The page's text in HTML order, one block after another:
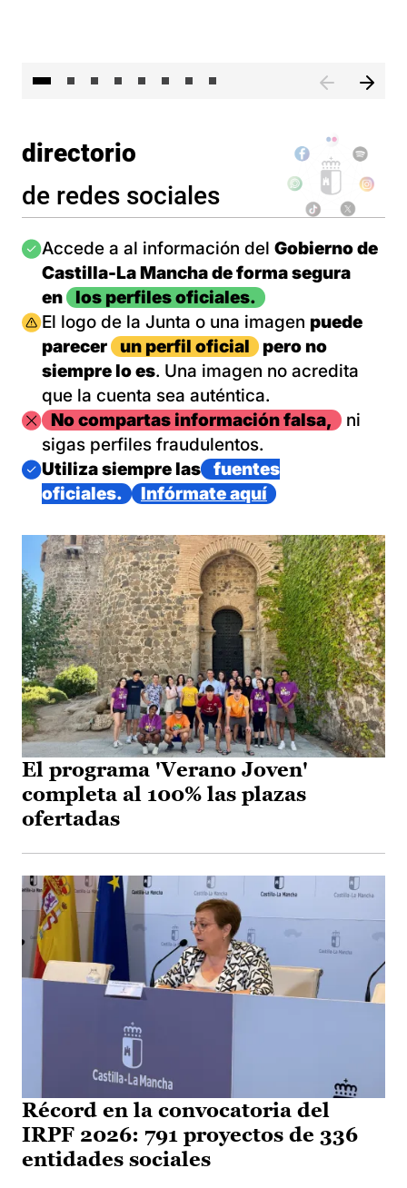
directorio
de redes sociales
Imagen
Accede a al información del Gobierno de
Castilla-La Mancha de forma segura
en
los perfiles oficiales.
Imagen
El logo de la Junta o una imagen puede
parecer
un perfil oficial
pero no
siempre lo es. Una imagen no acredita
que la cuenta sea auténtica.
ImagenNo compartas información falsa,
ni
sigas perfiles fraudulentos.
Imagen
Utiliza siempre las
fuentes
oficiales.
Infórmate aquí
El programa 'Verano Joven'
completa al 100% las plazas
ofertadas
Récord en la convocatoria del
IRPF 2026: 791 proyectos de 336
entidades sociales